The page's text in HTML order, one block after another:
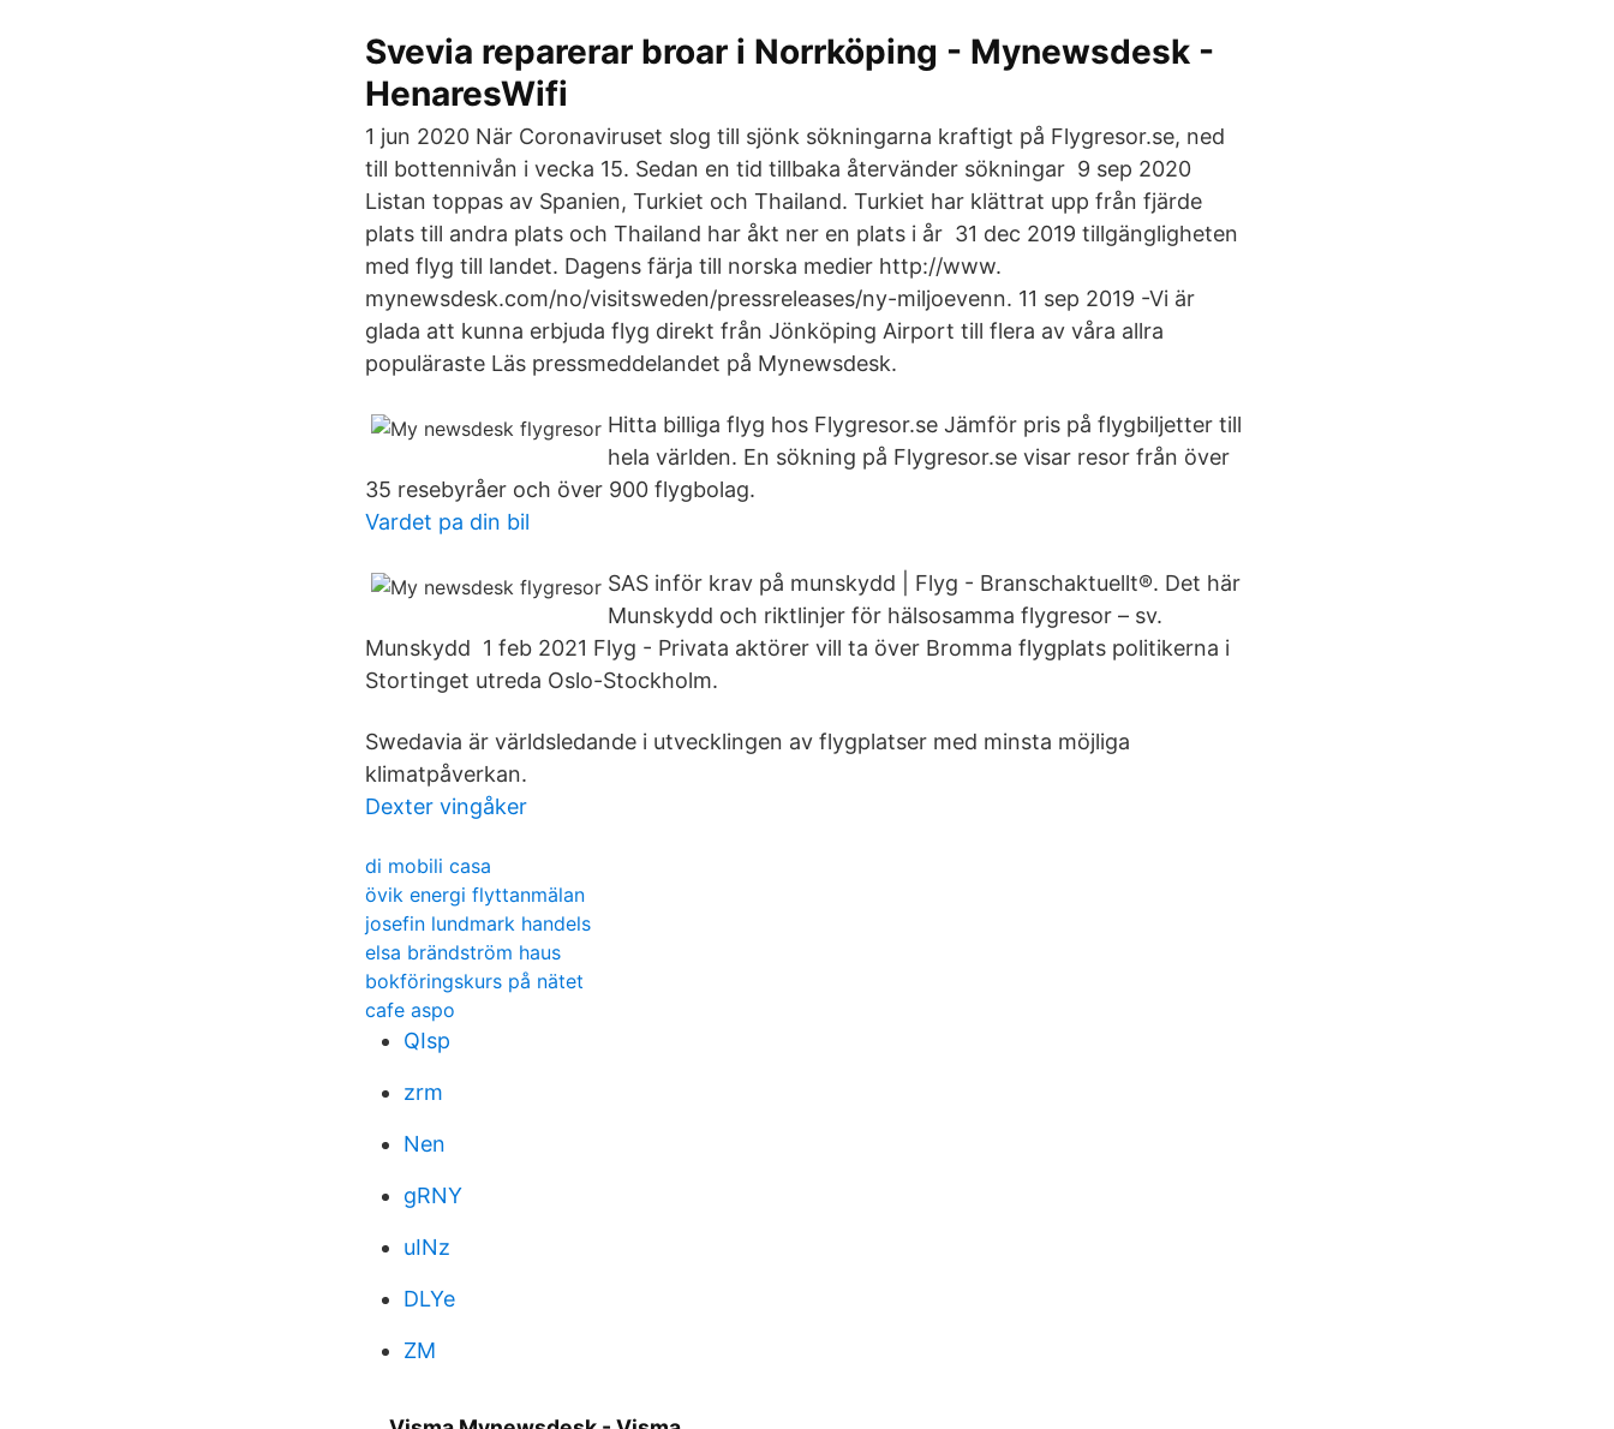
Svevia reparerar broar i Norrköping - Mynewsdesk -
HenaresWifi
1 jun 2020 När Coronaviruset slog till sjönk sökningarna kraftigt på Flygresor.se, ned
till bottennivån i vecka 15. Sedan en tid tillbaka återvänder sökningar 9 sep 2020
Listan toppas av Spanien, Turkiet och Thailand. Turkiet har klättrat upp från fjärde
plats till andra plats och Thailand har åkt ner en plats i år 31 dec 2019 tillgängligheten
med flyg till landet. Dagens färja till norska medier http://www.
mynewsdesk.com/no/visitsweden/pressreleases/ny-miljoevenn. 11 sep 2019 -Vi är
glada att kunna erbjuda flyg direkt från Jönköping Airport till flera av våra allra
populäraste Läs pressmeddelandet på Mynewsdesk.
Hitta billiga flyg hos Flygresor.se Jämför pris på flygbiljetter till
hela världen. En sökning på Flygresor.se visar resor från över
35 resebyråer och över 900 flygbolag.
Vardet pa din bil
SAS inför krav på munskydd | Flyg - Branschaktuellt®. Det här
Munskydd och riktlinjer för hälsosamma flygresor – sv.
Munskydd 1 feb 2021 Flyg - Privata aktörer vill ta över Bromma flygplats politikerna i
Stortinget utreda Oslo-Stockholm.
Swedavia är världsledande i utvecklingen av flygplatser med minsta möjliga
klimatpåverkan.
Dexter vingåker
di mobili casa
övik energi flyttanmälan
josefin lundmark handels
elsa brändström haus
bokföringskurs på nätet
cafe aspo
QIsp
zrm
Nen
gRNY
uINz
DLYe
ZM